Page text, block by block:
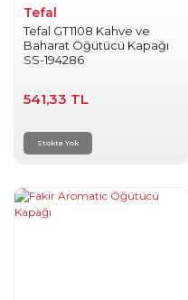
Tefal
Tefal GT1108 Kahve ve
Baharat Öğütücü Kapağı
SS-194286
541,33 TL
Stokta Yok